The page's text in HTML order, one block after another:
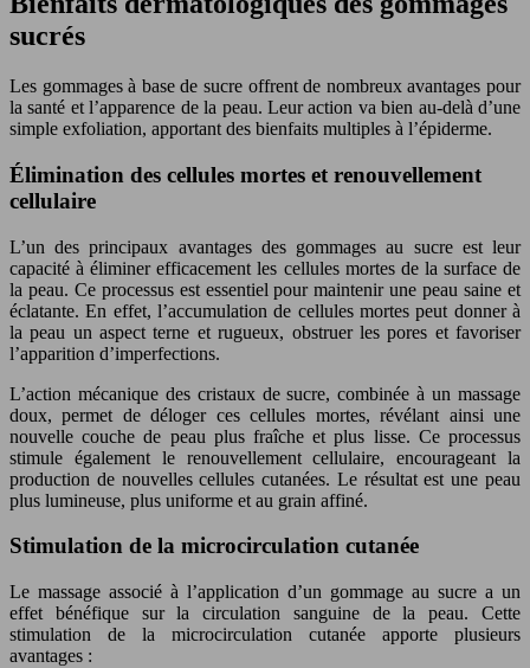
sucrés
Les gommages à base de sucre offrent de nombreux avantages pour
la santé et l’apparence de la peau. Leur action va bien au-delà d’une
simple exfoliation, apportant des bienfaits multiples à l’épiderme.
Élimination des cellules mortes et renouvellement
cellulaire
L’un des principaux avantages des gommages au sucre est leur
capacité à éliminer efficacement les cellules mortes de la surface de
la peau. Ce processus est essentiel pour maintenir une peau saine et
éclatante. En effet, l’accumulation de cellules mortes peut donner à
la peau un aspect terne et rugueux, obstruer les pores et favoriser
l’apparition d’imperfections.
L’action mécanique des cristaux de sucre, combinée à un massage
doux, permet de déloger ces cellules mortes, révélant ainsi une
nouvelle couche de peau plus fraîche et plus lisse. Ce processus
stimule également le renouvellement cellulaire, encourageant la
production de nouvelles cellules cutanées. Le résultat est une peau
plus lumineuse, plus uniforme et au grain affiné.
Stimulation de la microcirculation cutanée
Le massage associé à l’application d’un gommage au sucre a un
effet bénéfique sur la circulation sanguine de la peau. Cette
stimulation de la microcirculation cutanée apporte plusieurs
avantages :